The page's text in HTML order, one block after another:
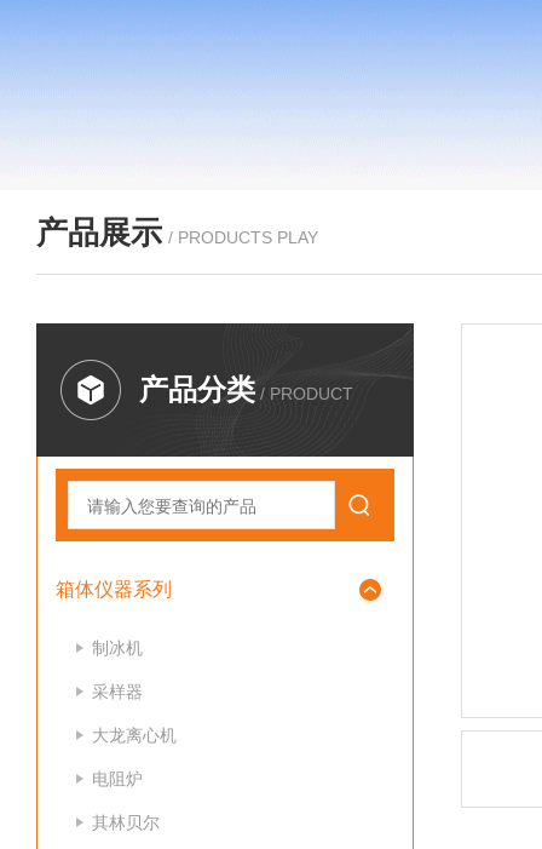
产品展示 / PRODUCTS PLAY
产品分类 / PRODUCT
箱体仪器系列
制冰机
采样器
大龙离心机
电阻炉
其林贝尔